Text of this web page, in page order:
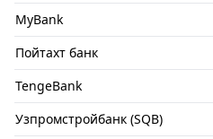
MyBank
Пойтахт банк
TengeBank
Узпромстройбанк (SQB)